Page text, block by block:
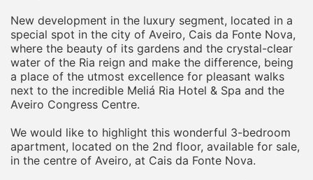
New development in the luxury segment, located in a
special spot in the city of Aveiro, Cais da Fonte Nova,
where the beauty of its gardens and the crystal-clear
water of the Ria reign and make the difference, being
a place of the utmost excellence for pleasant walks
next to the incredible Meliá Ria Hotel & Spa and the
Aveiro Congress Centre.
We would like to highlight this wonderful 3-bedroom
apartment, located on the 2nd floor, available for sale,
in the centre of Aveiro, at Cais da Fonte Nova.